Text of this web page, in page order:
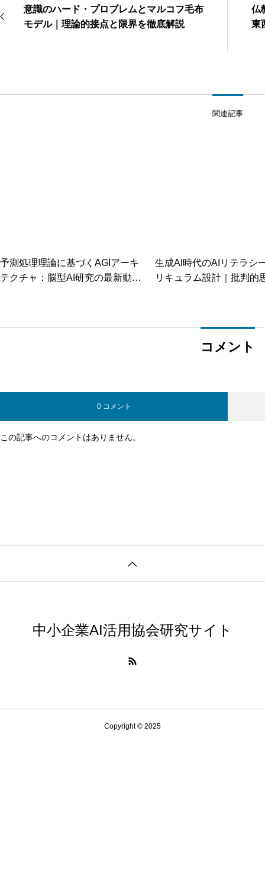
意識のハード・プロブレムとマルコフ毛布
モデル｜理論的接点と限界を徹底解説
仏
東
関連記事
予測処理理論に基づくAGIアーキ
テクチャ：脳型AI研究の最新動向
生成AI時代のAIリテラシ
リキュラム設計｜批判的
コメント
0 コメント
この記事へのコメントはありません。
中小企業AI活用協会研究サイト
Copyright © 2025